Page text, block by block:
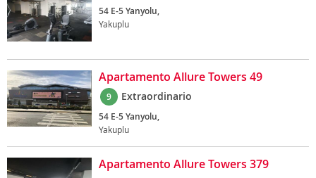
54 E-5 Yanyolu,
Yakuplu
Apartamento Allure Towers 49
9 Extraordinario
54 E-5 Yanyolu,
Yakuplu
Apartamento Allure Towers 379